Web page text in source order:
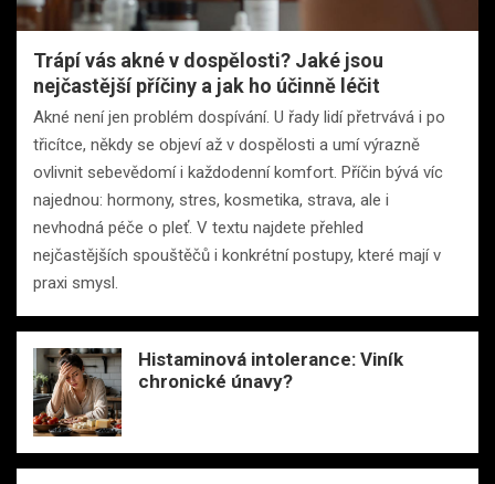
Trápí vás akné v dospělosti? Jaké jsou
nejčastější příčiny a jak ho účinně léčit
Akné není jen problém dospívání. U řady lidí přetrvává i po
třicítce, někdy se objeví až v dospělosti a umí výrazně
ovlivnit sebevědomí i každodenní komfort. Příčin bývá víc
najednou: hormony, stres, kosmetika, strava, ale i
nevhodná péče o pleť. V textu najdete přehled
nejčastějších spouštěčů i konkrétní postupy, které mají v
praxi smysl.
Histaminová intolerance: Viník
chronické únavy?